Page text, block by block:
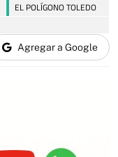
EL POLÍGONO TOLEDO
Agregar a Google